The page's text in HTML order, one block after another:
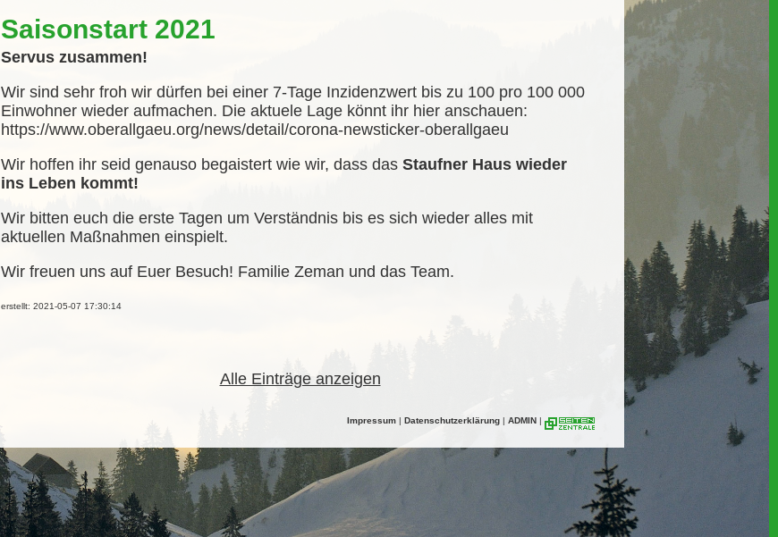
Saisonstart 2021
Servus zusammen!
Wir sind sehr froh wir dürfen bei einer 7-Tage Inzidenzwert bis zu 100 pro 100 000
Einwohner wieder aufmachen. Die aktuele Lage könnt ihr hier anschauen:
https://www.oberallgaeu.org/news/detail/corona-newsticker-oberallgaeu
Wir hoffen ihr seid genauso begaistert wie wir, dass das Staufner Haus wieder
ins Leben kommt!
Wir bitten euch die erste Tagen um Verständnis bis es sich wieder alles mit
aktuellen Maßnahmen einspielt.
Wir freuen uns auf Euer Besuch! Familie Zeman und das Team.
erstellt: 2021-05-07 17:30:14
Alle Einträge anzeigen
Impressum | Datenschutzerklärung | ADMIN |